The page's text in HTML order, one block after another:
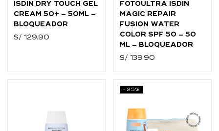
ISDIN DRY TOUCH GEL
CREAM 50+ – 50ML –
BLOQUEADOR
S/ 129.90
FOTOULTRA ISDIN
MAGIC REPAIR
FUSION WATER
COLOR SPF 50 – 50
ML – BLOQUEADOR
S/ 139.90
-25%